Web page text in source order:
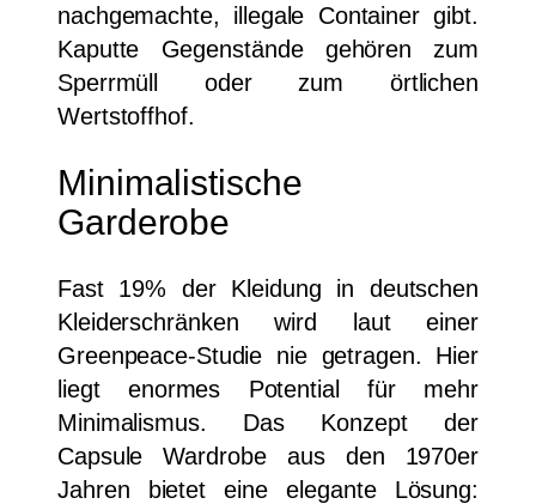
nachgemachte, illegale Container gibt.
Kaputte Gegenstände gehören zum
Sperrmüll oder zum örtlichen
Wertstoffhof.
Minimalistische
Garderobe
Fast 19% der Kleidung in deutschen
Kleiderschränken wird laut einer
Greenpeace-Studie nie getragen. Hier
liegt enormes Potential für mehr
Minimalismus. Das Konzept der
Capsule Wardrobe aus den 1970er
Jahren bietet eine elegante Lösung: